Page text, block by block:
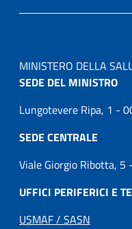
MINISTERO DELLA
SEDE DEL MINISTRO
Lungotevere Ripa, 1 -
SEDE CENTRALE
Viale Giorgio Ribotta,
UFFICI PERIFERICI E
USMAF / SASN